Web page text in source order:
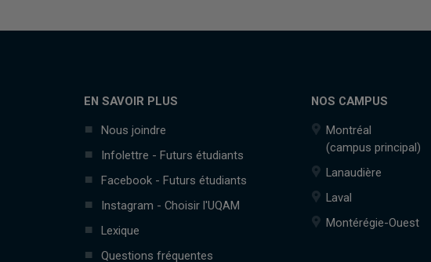
EN SAVOIR PLUS
Nous joindre
Infolettre - Futurs étudiants
Facebook - Futurs étudiants
Instagram - Choisir l'UQAM
Lexique
Questions fréquentes
NOS CAMPUS
Montréal
(campus principal)
Lanaudière
Laval
Montérégie-Ouest